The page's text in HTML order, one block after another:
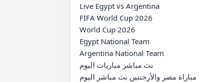
Live Egypt vs Argentina
FIFA World Cup 2026
World Cup 2026
Egypt National Team
Argentina National Team
بث مباشر مباريات اليوم
مباراة مصر والأرجنتين بث مباشر اليوم